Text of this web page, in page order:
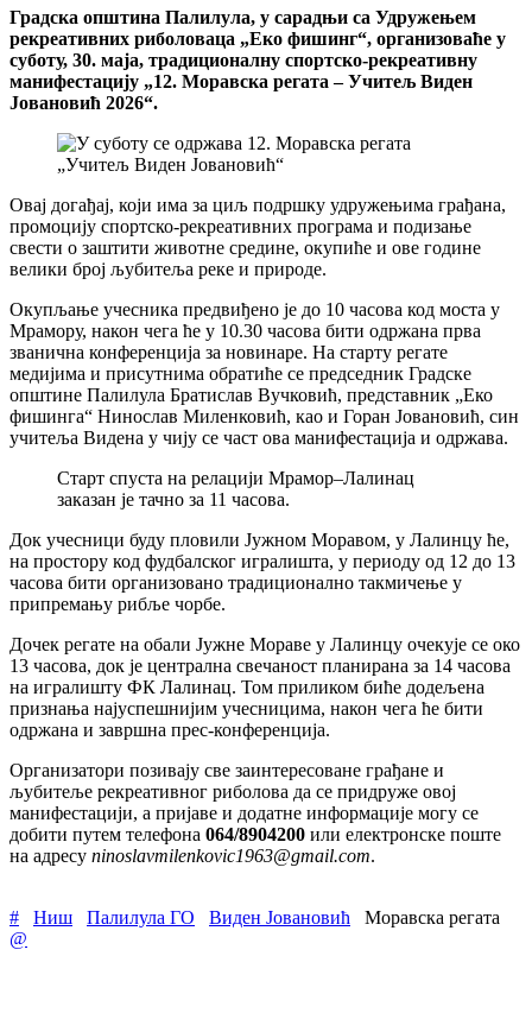
Градска општина Палилула, у сарадњи са Удружењем
рекреативних риболоваца „Еко фишинг“, организоваће у
суботу, 30. маја, традиционалну спортско-рекреативну
манифестацију „12. Моравска регата – Учитељ Виден
Јовановић 2026“.
Овај догађај, који има за циљ подршку удружењима грађана,
промоцију спортско-рекреативних програма и подизање
свести о заштити животне средине, окупиће и ове године
велики број љубитеља реке и природе.
Окупљање учесника предвиђено је до 10 часова код моста у
Мрамору, након чега ће у 10.30 часова бити одржана прва
званична конференција за новинаре. На старту регате
медијима и присутнима обратиће се председник Градске
општине Палилула Братислав Вучковић, представник „Еко
фишинга“ Нинослав Миленковић, као и Горан Јовановић, син
учитеља Видена у чију се част ова манифестација и одржава.
Старт спуста на релацији Мрамор–Лалинац
заказан је тачно за 11 часова.
Док учесници буду пловили Јужном Моравом, у Лалинцу ће,
на простору код фудбалског игралишта, у периоду од 12 до 13
часова бити организовано традиционално такмичење у
припремању рибље чорбе.
Дочек регате на обали Јужне Мораве у Лалинцу очекује се око
13 часова, док је централна свечаност планирана за 14 часова
на игралишту ФК Лалинац. Том приликом биће додељена
признања најуспешнијим учесницима, након чега ће бити
одржана и завршна прес-конференција.
Организатори позивају све заинтересоване грађане и
љубитеље рекреативног риболова да се придруже овој
манифестацији, а пријаве и додатне информације могу се
добити путем телефона 064/8904200 или електронске поште
на адресу ninoslavmilenkovic1963@gmail.com.
# Ниш Палилула ГО Виден Јовановић
Моравска регата
@